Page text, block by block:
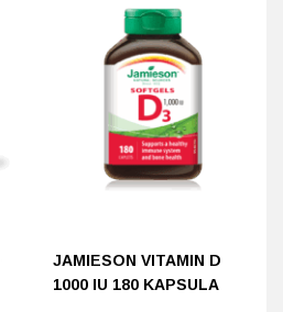
JAMIESON VITAMIN D
1000 IU 180 KAPSULA